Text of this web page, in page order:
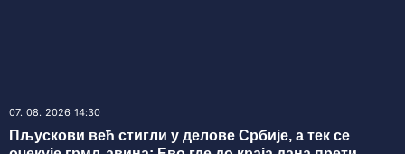
07. 08. 2026 14:30
Пљускови већ стигли у делове Србије, а тек се